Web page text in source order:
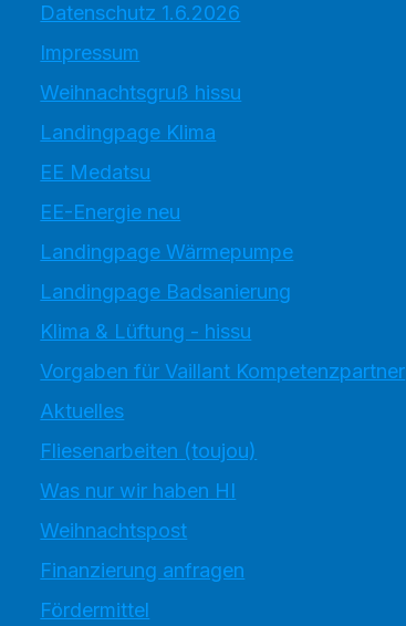
Datenschutz 1.6.2026
Impressum
Weihnachtsgruß hissu
Landingpage Klima
EE Medatsu
EE-Energie neu
Landingpage Wärmepumpe
Landingpage Badsanierung
Klima & Lüftung - hissu
Vorgaben für Vaillant Kompetenzpartner
Aktuelles
Fliesenarbeiten (toujou)
Was nur wir haben HI
Weihnachtspost
Finanzierung anfragen
Fördermittel